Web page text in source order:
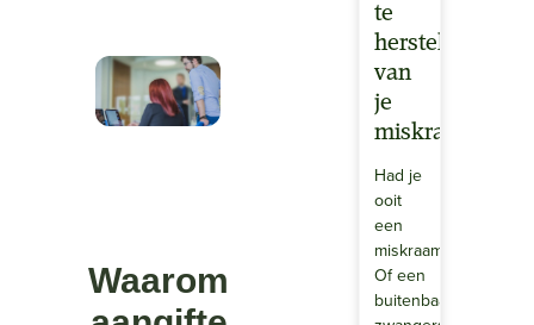
Waarom
te
herstellen
van
je
miskraam
Had je
ooit
een
miskraam?
Of een